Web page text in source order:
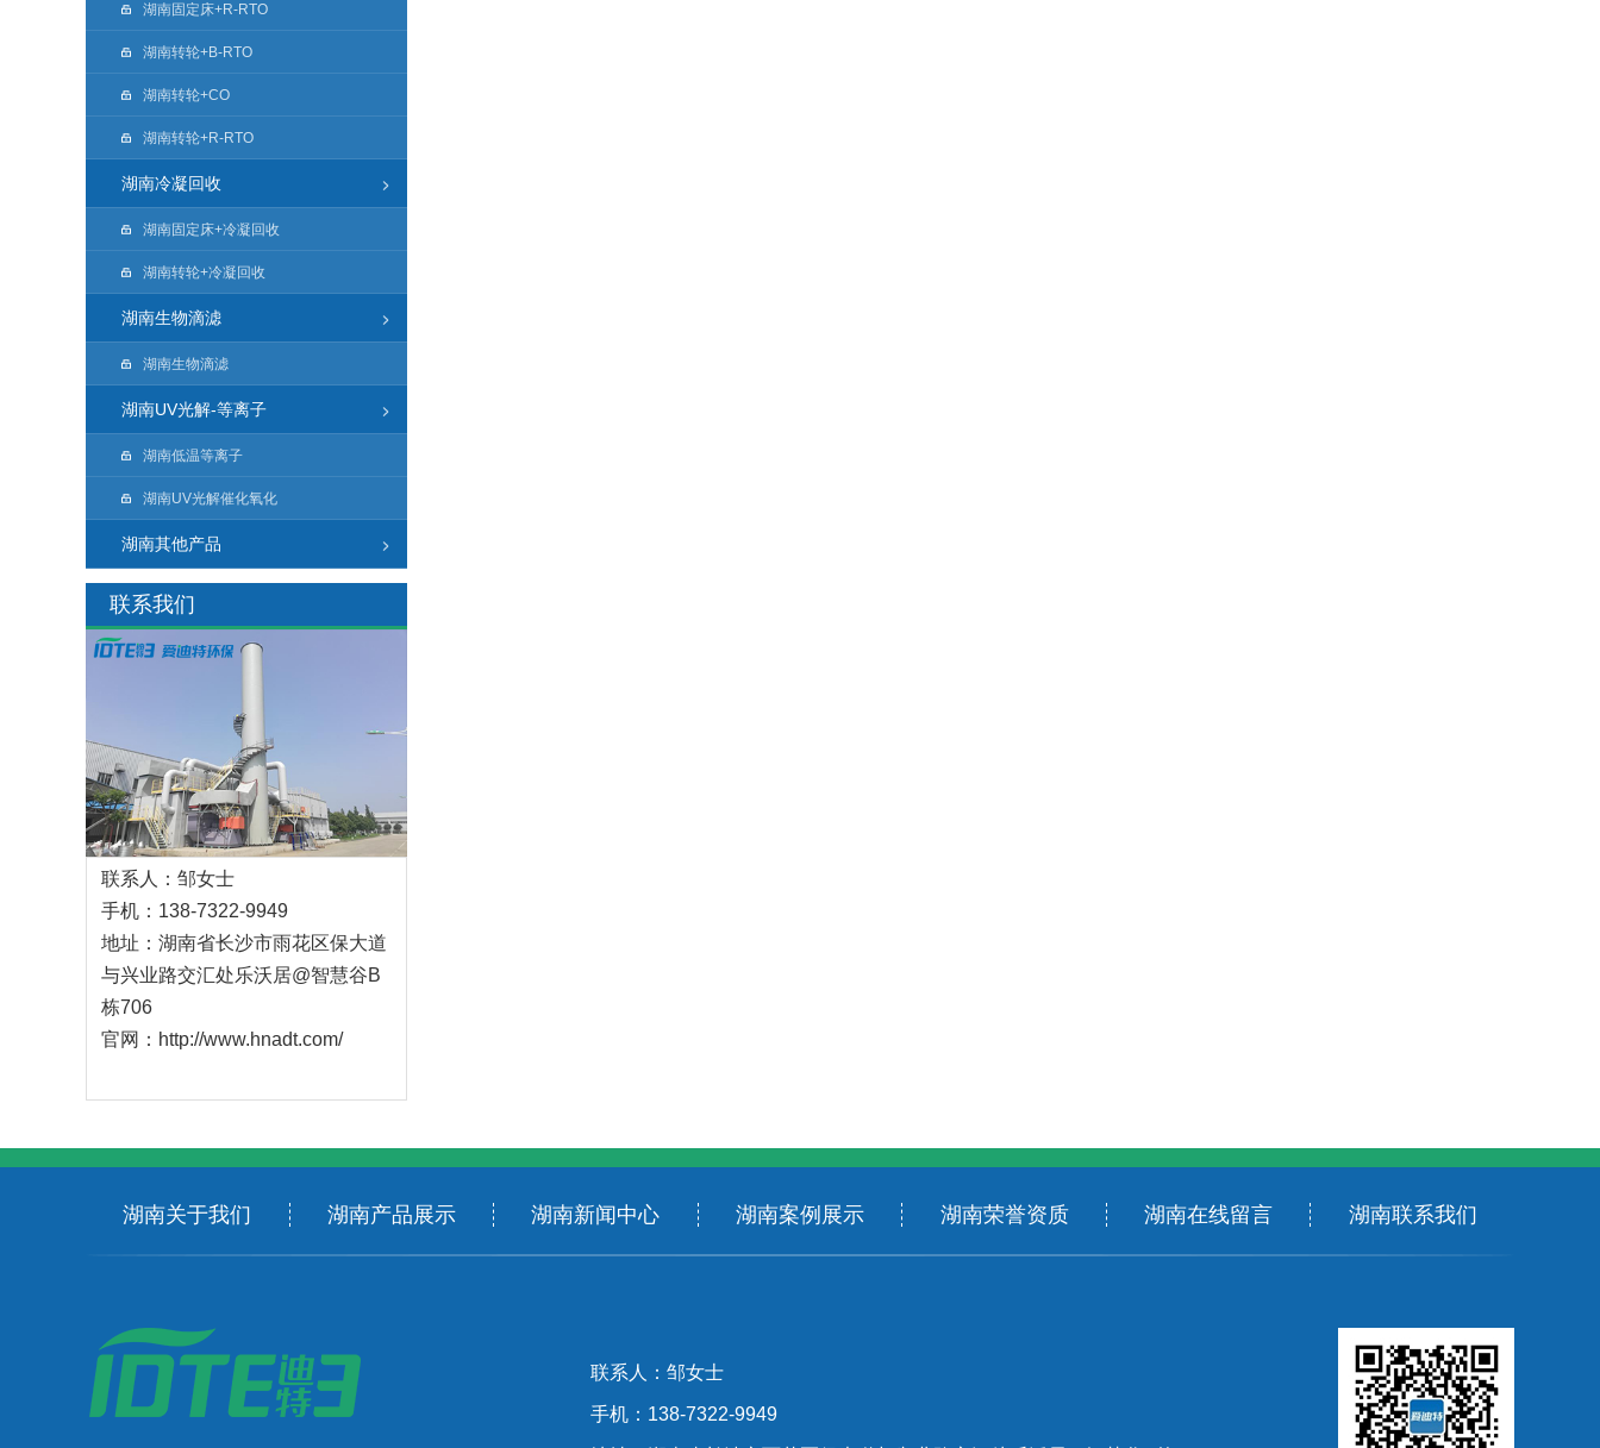
湖南固定床+R-RTO
湖南转轮+B-RTO
湖南转轮+CO
湖南转轮+R-RTO
湖南冷凝回收
湖南固定床+冷凝回收
湖南转轮+冷凝回收
湖南生物滴滤
湖南生物滴滤
湖南UV光解-等离子
湖南低温等离子
湖南UV光解催化氧化
湖南其他产品
联系我们
联系人：邹女士
手机：138-7322-9949
地址：湖南省长沙市雨花区保大道
与兴业路交汇处乐沃居@智慧谷B
栋706
官网：http://www.hnadt.com/
湖南关于我们 湖南产品展示 湖南新闻中心 湖南案例展示 湖南荣誉资质 湖南在线留言 湖南联系我们
联系人：邹女士
手机：138-7322-9949